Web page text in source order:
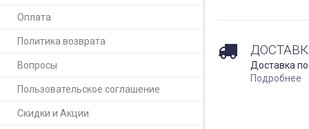
Оплата
Политика возврата
Вопросы
Пользовательское соглашение
Скидки и Акции
Доставка
Подробнее